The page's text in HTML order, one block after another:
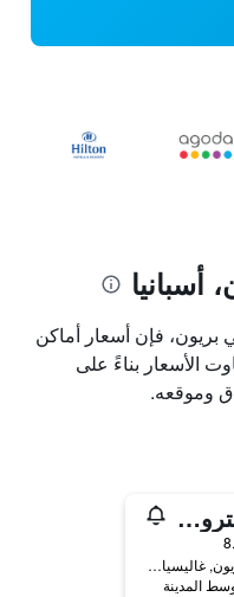
بريون، فإن أسعار أماكن
الأسعار بناءً على
وموقعه.
هوتل جاسترونوميكو كازا روزاليا
Soigrexa 19, بريون, غاليسيا, أسبانيا